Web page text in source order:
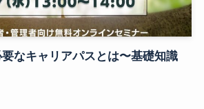
なキャリアパスとは〜基礎知識